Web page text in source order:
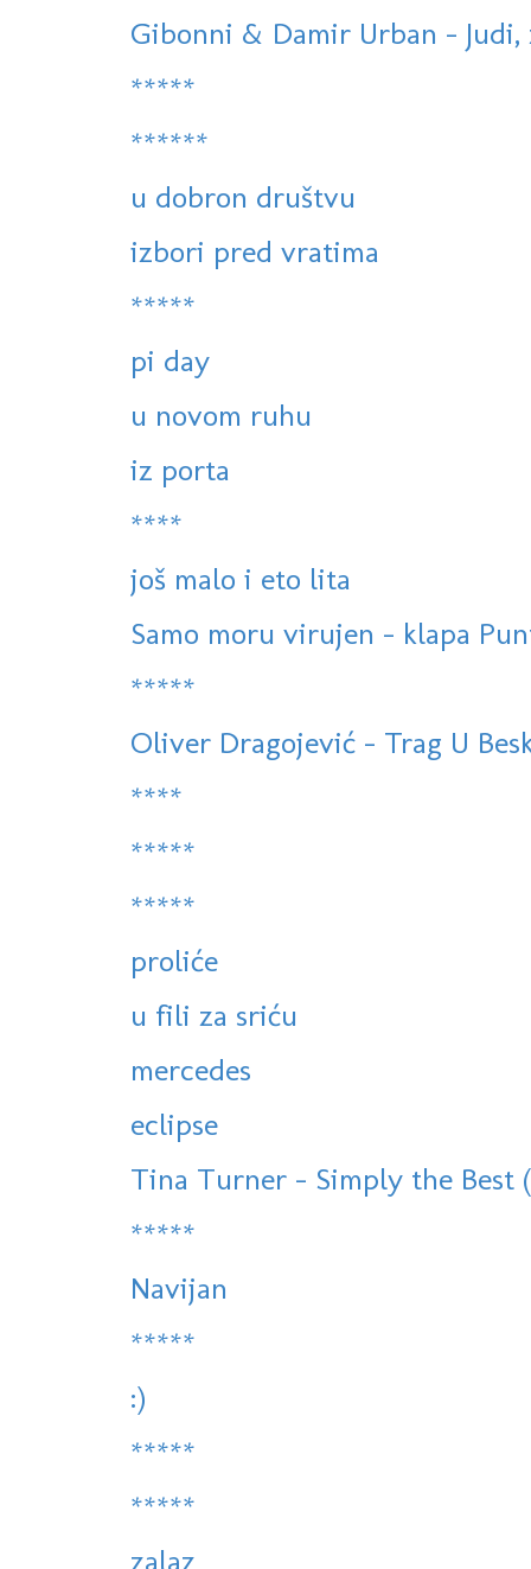
Gibonni & Damir Urban -
*****
******
u dobron društvu
izbori pred vratima
*****
pi day
u novom ruhu
iz porta
****
još malo i eto lita
Samo moru virujen - klapa
*****
Oliver Dragojević - Trag U
****
*****
*****
proliće
u fili za sriću
mercedes
eclipse
Tina Turner - Simply the Best
*****
Navijan
*****
:)
*****
*****
zalaz